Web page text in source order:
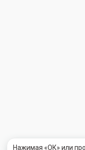
Нажимая «ОК» или